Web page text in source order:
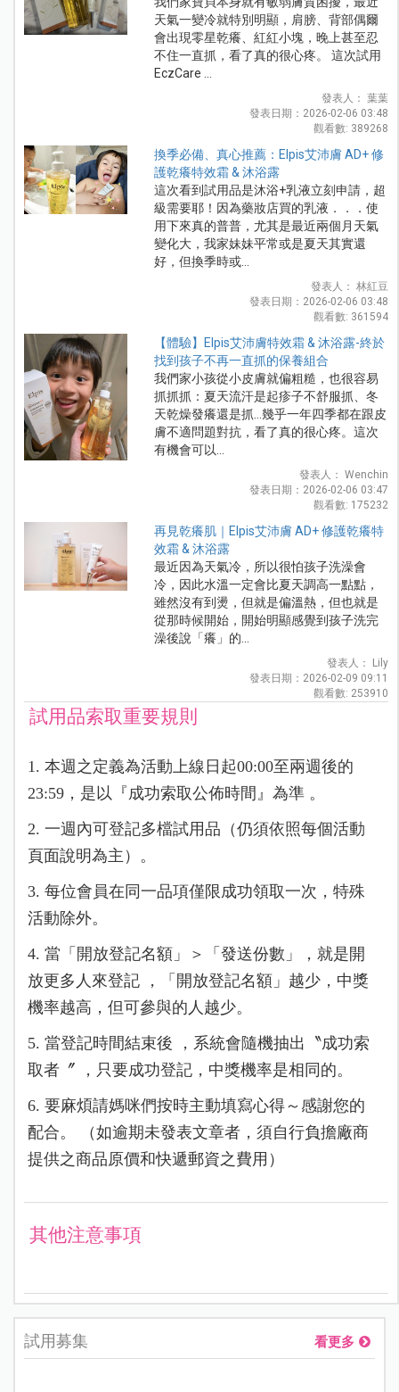
天氣一變冷就特別明顯，肩膀、背部偶爾
會出現零星乾癢、紅紅小塊，晚上甚至忍
不住一直抓，看了真的很心疼。 這次試用
EczCare ...
發表人： 葉葉
發表日期：2026-02-06 03:48
觀看數: 389268
換季必備、真心推薦：Elpis艾沛膚 AD+ 修
護乾癢特效霜 & 沐浴露
這次看到試用品是沐浴+乳液立刻申請，超
級需要耶！因為藥妝店買的乳液．．．使
用下來真的普普，尤其是最近兩個月天氣
變化大，我家妹妹平常或是夏天其實還
好，但換季時或...
發表人： 林紅豆
發表日期：2026-02-06 03:48
觀看數: 361594
【體驗】Elpis艾沛膚特效霜 & 沐浴露-終於
找到孩子不再一直抓的保養組合
我們家小孩從小皮膚就偏粗糙，也很容易
抓抓抓：夏天流汗是起疹子不舒服抓、冬
天乾燥發癢還是抓...幾乎一年四季都在跟皮
膚不適問題對抗，看了真的很心疼。這次
有機會可以...
發表人： Wenchin
發表日期：2026-02-06 03:47
觀看數: 175232
再見乾癢肌｜Elpis艾沛膚 AD+ 修護乾癢特
效霜 & 沐浴露
最近因為天氣冷，所以很怕孩子洗澡會
冷，因此水溫一定會比夏天調高一點點，
雖然沒有到燙，但就是偏溫熱，但也就是
從那時候開始，開始明顯感覺到孩子洗完
澡後說「癢」的...
發表人： Lily
發表日期：2026-02-09 09:11
觀看數: 253910
試用品索取重要規則
1. 本週之定義為活動上線日起00:00至兩週後的
23:59，是以『成功索取公佈時間』為準 。
2. 一週內可登記多檔試用品（仍須依照每個活動
頁面說明為主）。
3. 每位會員在同一品項僅限成功領取一次，特殊
活動除外。
4. 當「開放登記名額」＞「發送份數」，就是開
放更多人來登記 ，「開放登記名額」越少，中獎
機率越高，但可參與的人越少。
5. 當登記時間結束後 ，系統會隨機抽出〝成功索
取者〞 ，只要成功登記，中獎機率是相同的。
6. 要麻煩請媽咪們按時主動填寫心得～感謝您的
配合。 （如逾期未發表文章者，須自行負擔廠商
提供之商品原價和快遞郵資之費用）
其他注意事項
試用募集 看更多